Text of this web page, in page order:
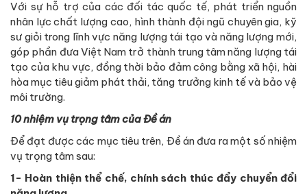
Với sự hỗ trợ của các đối tác quốc tế, phát triển nguồn
nhân lực chất lượng cao, hình thành đội ngũ chuyên gia, kỹ
sư giỏi trong lĩnh vực năng lượng tái tạo và năng lượng mới,
góp phần đưa Việt Nam trở thành trung tâm năng lượng tái
tạo của khu vực, đồng thời bảo đảm công bằng xã hội, hài
hòa mục tiêu giảm phát thải, tăng trưởng kinh tế và bảo vệ
môi trường.
10 nhiệm vụ trọng tâm của Đề án
Để đạt được các mục tiêu trên, Đề án đưa ra một số nhiệm
vụ trọng tâm sau:
1- Hoàn thiện thể chế, chính sách thúc đẩy chuyển đổi